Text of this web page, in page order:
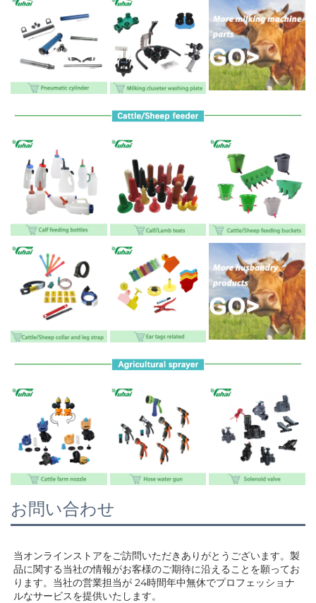
お問い合わせ
当オンラインストアをご訪問いただきありがとうございます。製
品に関する当社の情報がお客様のご期待に沿えることを願ってお
ります。当社の営業担当が 24時間年中無休でプロフェッショナ
ルなサービスを提供いたします。